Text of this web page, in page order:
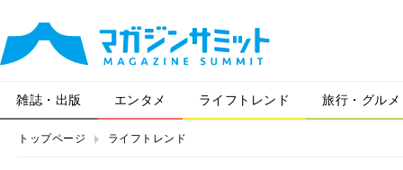
雑誌・出版 エンタメ ライフトレンド 旅行・グルメ
トップページ ライフトレンド